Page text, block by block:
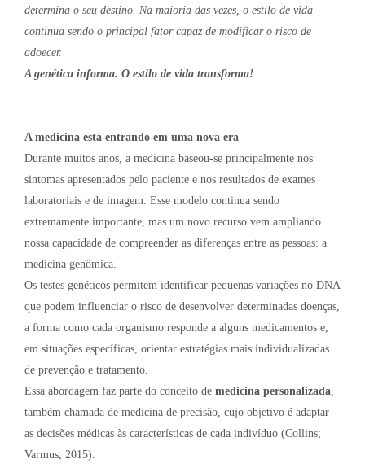
determina o seu destino. Na maioria das vezes, o estilo de vida
continua sendo o principal fator capaz de modificar o risco de
adoecer.
A genética informa. O estilo de vida transforma!
A medicina está entrando em uma nova era
Durante muitos anos, a medicina baseou-se principalmente nos
sintomas apresentados pelo paciente e nos resultados de exames
laboratoriais e de imagem. Esse modelo continua sendo
extremamente importante, mas um novo recurso vem ampliando
nossa capacidade de compreender as diferenças entre as pessoas: a
medicina genômica.
Os testes genéticos permitem identificar pequenas variações no DNA
que podem influenciar o risco de desenvolver determinadas doenças,
a forma como cada organismo responde a alguns medicamentos e,
em situações específicas, orientar estratégias mais individualizadas
de prevenção e tratamento.
Essa abordagem faz parte do conceito de medicina personalizada
também chamada de medicina de precisão, cujo objetivo é adaptar
as decisões médicas às características de cada indivíduo (Collins;
Varmus, 2015).